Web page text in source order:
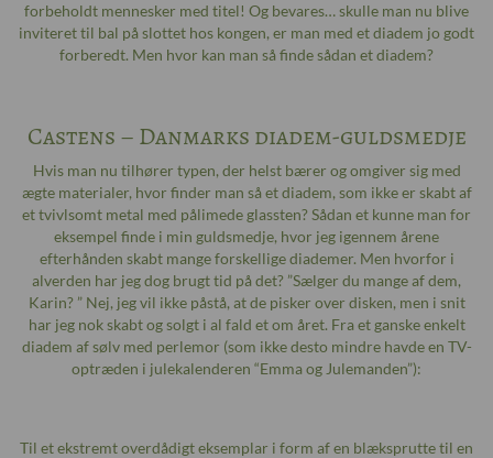
forbeholdt mennesker med titel! Og bevares… skulle man nu blive
inviteret til bal på slottet hos kongen, er man med et diadem jo godt
forberedt. Men hvor kan man så finde sådan et diadem?
Castens – Danmarks diadem-guldsmedje
Hvis man nu tilhører typen, der helst bærer og omgiver sig med
ægte materialer, hvor finder man så et diadem, som ikke er skabt af
et tvivlsomt metal med pålimede glassten? Sådan et kunne man for
eksempel finde i min guldsmedje, hvor jeg igennem årene
efterhånden skabt mange forskellige diademer. Men hvorfor i
alverden har jeg dog brugt tid på det? ”Sælger du mange af dem,
Karin? ” Nej, jeg vil ikke påstå, at de pisker over disken, men i snit
har jeg nok skabt og solgt i al fald et om året. Fra et ganske enkelt
diadem af sølv med perlemor (som ikke desto mindre havde en TV-
optræden i julekalenderen “Emma og Julemanden”):
Til et ekstremt overdådigt eksemplar i form af en blæksprutte til en